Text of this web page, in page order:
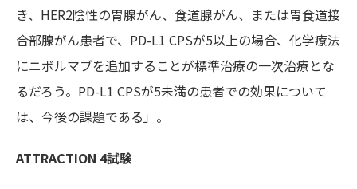
き、HER2陰性の胃腺がん、食道腺がん、または胃食道接
合部腺がん患者で、PD-L1 CPSが5以上の場合、化学療法
にニボルマブを追加することが標準治療の一次治療とな
るだろう。PD-L1 CPSが5未満の患者での効果について
は、今後の課題である」。
ATTRACTION 4試験